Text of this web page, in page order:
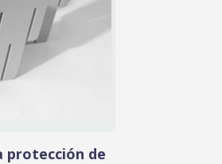
protección de